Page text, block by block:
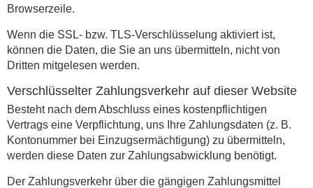
Browserzeile.
Wenn die SSL- bzw. TLS-Verschlüsselung aktiviert ist,
können die Daten, die Sie an uns übermitteln, nicht von
Dritten mitgelesen werden.
Verschlüsselter Zahlungsverkehr auf dieser Website
Besteht nach dem Abschluss eines kostenpflichtigen
Vertrags eine Verpflichtung, uns Ihre Zahlungsdaten (z. B.
Kontonummer bei Einzugsermächtigung) zu übermitteln,
werden diese Daten zur Zahlungsabwicklung benötigt.
Der Zahlungsverkehr über die gängigen Zahlungsmittel